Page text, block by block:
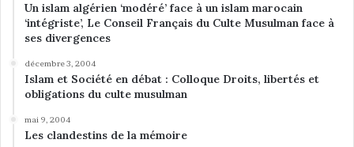
Un islam algérien ‘modéré’ face à un islam marocain
‘intégriste’, Le Conseil Français du Culte Musulman face à
ses divergences
décembre 3, 2004
Islam et Société en débat : Colloque Droits, libertés et
obligations du culte musulman
mai 9, 2004
Les clandestins de la mémoire